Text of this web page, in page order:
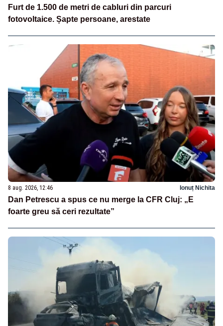
Furt de 1.500 de metri de cabluri din parcuri
fotovoltaice. Șapte persoane, arestate
8 aug. 2026, 12:46 Ionuț Nichita
Dan Petrescu a spus ce nu merge la CFR Cluj: „E
foarte greu să ceri rezultate”